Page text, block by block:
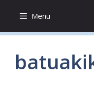
content
Menu